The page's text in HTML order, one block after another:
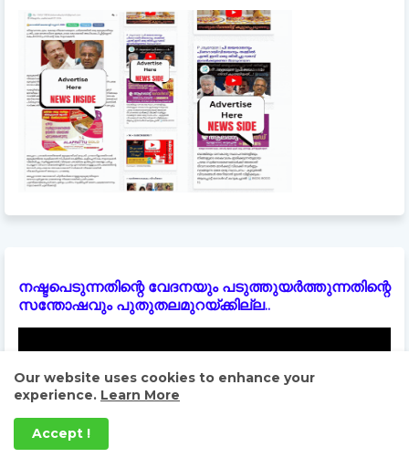
നഷ്ടപെടുന്നതിന്റെ വേദനയും പടുത്തുയർത്തുന്നതിന്റെ
സന്തോഷവും പുതുതലമുറയ്ക്കില്ല..
Our website uses cookies to enhance your
experience. Learn More
Accept !